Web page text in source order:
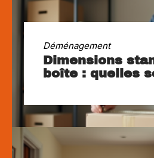
Déménagement
Dimensions
boîte : quelles